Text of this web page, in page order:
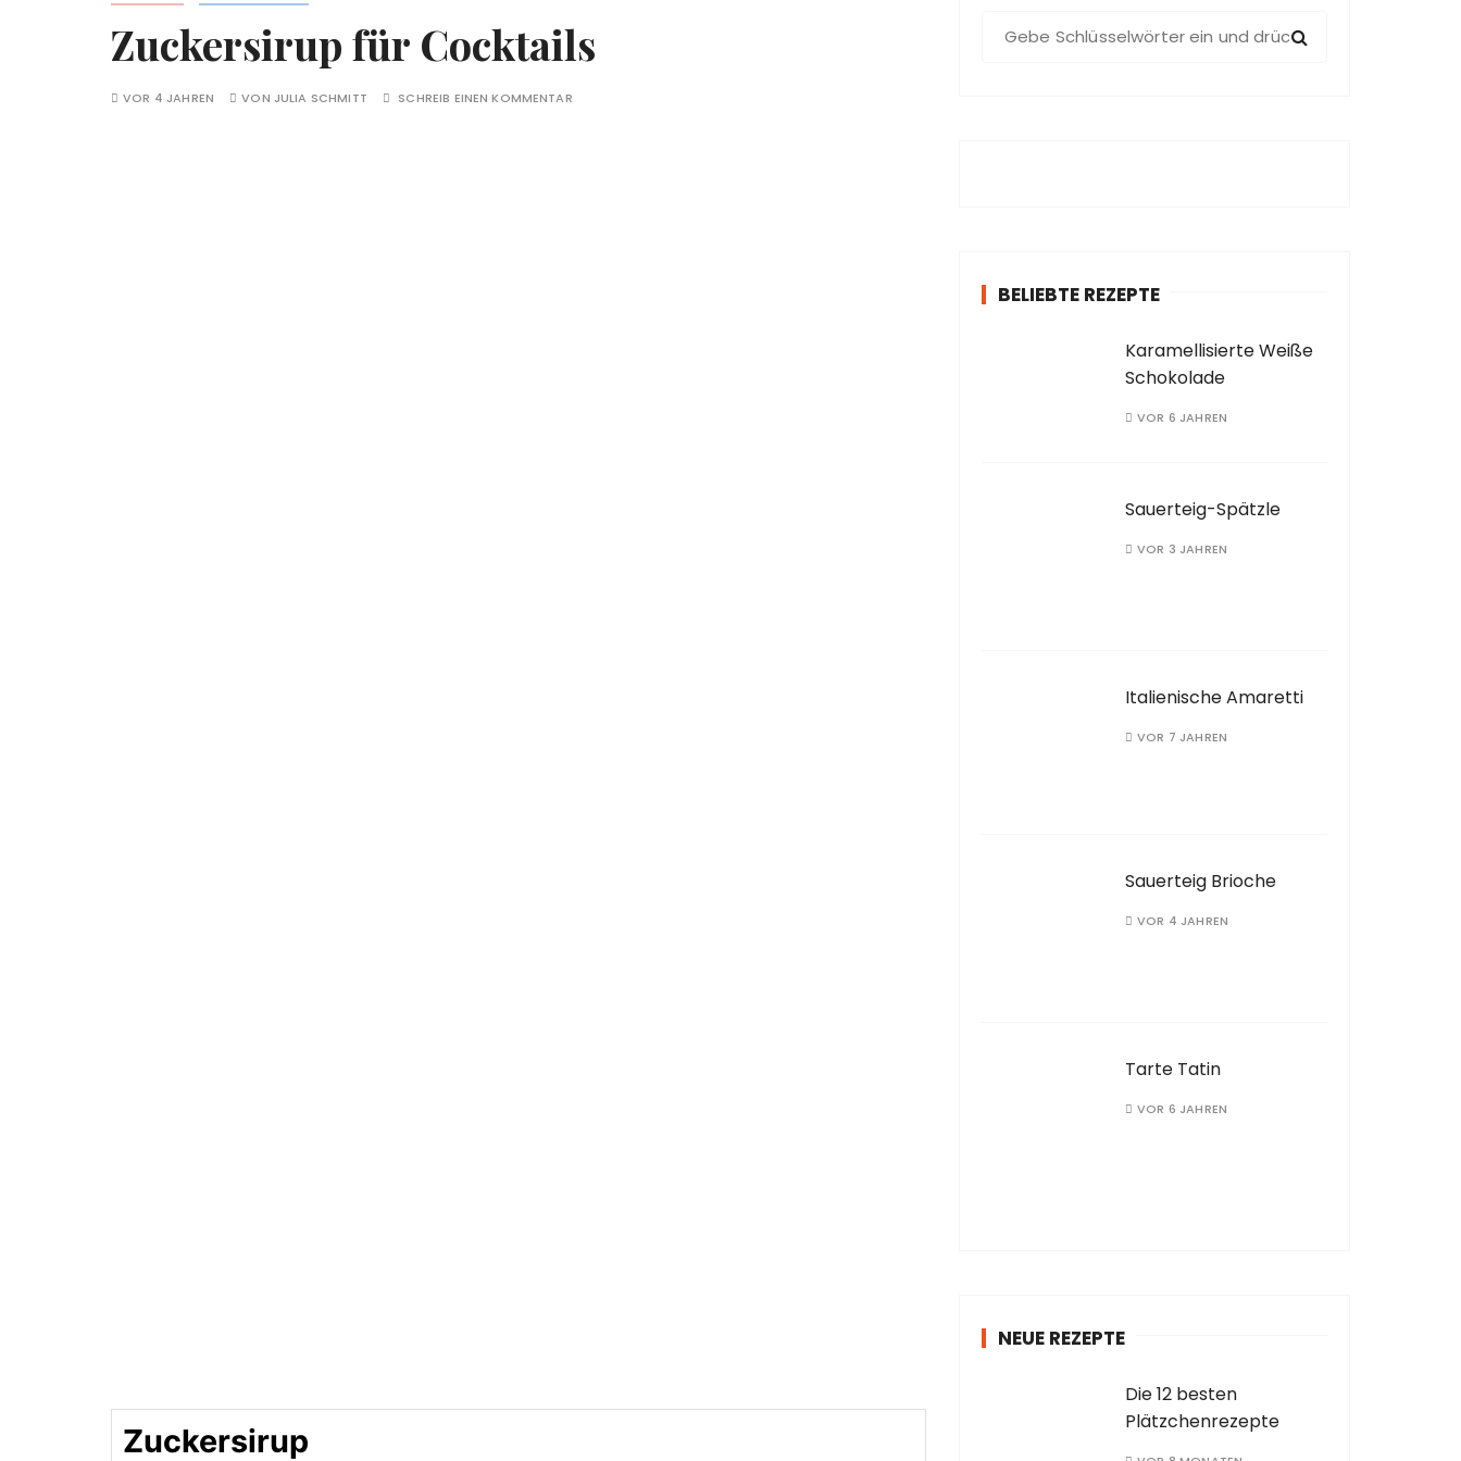
Zuckersirup für Cocktails
VOR 4 JAHREN VON JULIA SCHMITT SCHREIB EINEN KOMMENTAR
Zuckersirup
BELIEBTE REZEPTE
Karamellisierte Weiße
Schokolade
VOR 6 JAHREN
Sauerteig-Spätzle
VOR 3 JAHREN
Italienische Amaretti
VOR 7 JAHREN
Sauerteig Brioche
VOR 4 JAHREN
Tarte Tatin
VOR 6 JAHREN
NEUE REZEPTE
Die 12 besten
Plätzchenrezepte